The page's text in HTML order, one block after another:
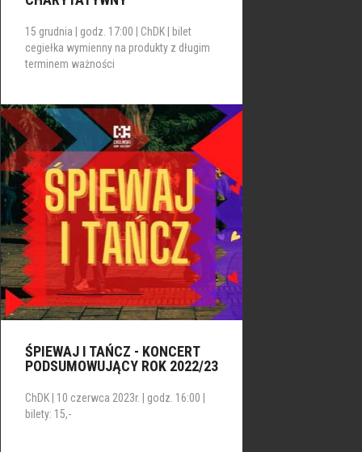
15 grudnia | godz. 17:00 | ChDK | bilet
cegiełka wymienny na produkty z długim
terminem ważności
ŚPIEWAJ I TAŃCZ - KONCERT
PODSUMOWUJĄCY ROK 2022/23
ChDK | 10 czerwca 2023r. | godz. 16:00 |
bilety: 15,-